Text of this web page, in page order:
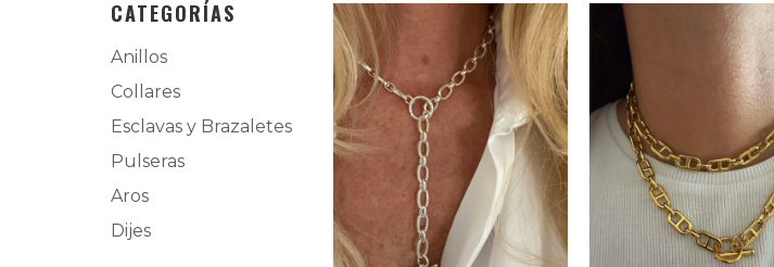
CATEGORÍAS
Anillos
Collares
Esclavas y Brazaletes
Pulseras
Aros
Dijes